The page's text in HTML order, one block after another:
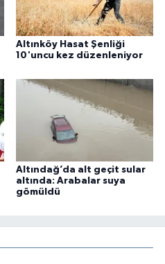
Altınköy Hasat Şenliği
10'uncu kez düzenleniyor
Altındağ’da alt geçit sular
altında: Arabalar suya
gömüldü